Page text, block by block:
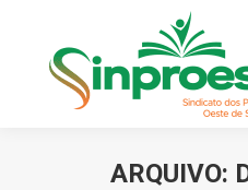
ARQUIVO: